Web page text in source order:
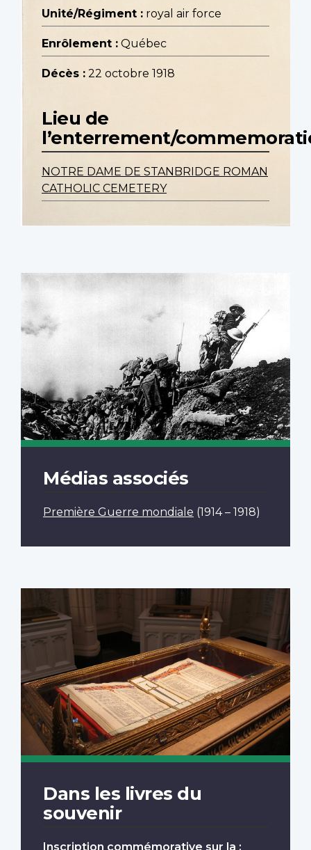
Unité/Régiment : royal air force
Enrôlement : Québec
Décès : 22 octobre 1918
Lieu de
l’enterrement/
NOTRE DAME DE STANBRIDGE ROMAN
CATHOLIC CEMETERY
Médias associés
Première Guerre mondiale (1914 – 1918)
Dans les livres du
souvenir
Inscription commémorative sur la :